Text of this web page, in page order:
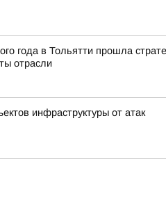
года в Тольятти прошла
отрасли
инфраструктуры от атак